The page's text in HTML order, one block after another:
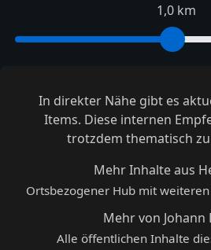
1,0 km
In direkter Nähe gibt es
Items. Diese internen
trotzdem thematisch zu
Mehr Inhalte aus
Ortsbezogener Hub mit
Mehr von Johann
Alle öffentlichen Inhalte